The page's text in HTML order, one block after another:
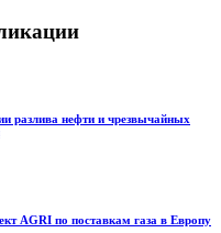
разлива нефти и чрезвычайных
AGRI по поставкам газа в Европу